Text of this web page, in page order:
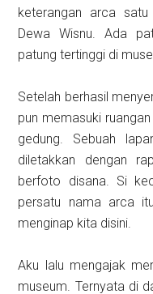
keterangan arca
Dewa Wisnu. Ada
patung tertinggi di
Setelah berhasil
pun memasuki
gedung. Sebuah
diletakkan dengan
berfoto disana. Si
persatu nama arca
menginap kita disini.
Aku lalu mengajak
museum. Ternyata di